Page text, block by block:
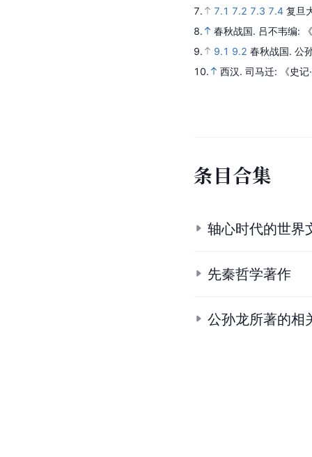
7.
7.1 7.2 7.3 7.4 复旦
8.
春秋战国. 吕不韦编:
9.
9.1 9.2 春秋战国. 公
10.
西汉. 司马迁: 《史记
条目合集
轴心时代的世界
先秦哲学著作
公孙龙所著的相